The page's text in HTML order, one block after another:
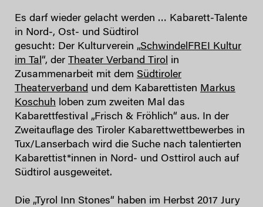
Es darf wieder gelacht werden … Kabarett‐Talente
in Nord‐, Ost‐ und Südtirol
gesucht: Der Kulturverein „SchwindelFREI Kultur
im Tal“, der Theater Verband Tirol in
Zusammenarbeit mit dem Südtiroler
Theaterverband und dem Kabarettisten Markus
Koschuh loben zum zweiten Mal das
Kabarettfestival „Frisch & Fröhlich“ aus. In der
Zweitauflage des Tiroler Kabarettwettbewerbes in
Tux/Lanserbach wird die Suche nach talentierten
Kabarettist*innen in Nord‐ und Osttirol auch auf
Südtirol ausgeweitet.
Die „Tyrol Inn Stones“ haben im Herbst 2017 Jury